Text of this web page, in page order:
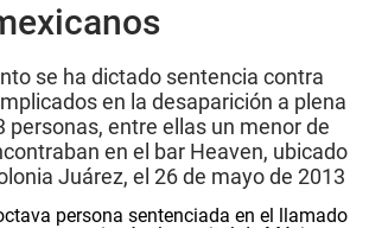
se ha dictado sentencia contra
en la desaparición a plena
personas, entre ellas un menor de
en el bar Heaven, ubicado
Juárez, el 26 de mayo de 2013